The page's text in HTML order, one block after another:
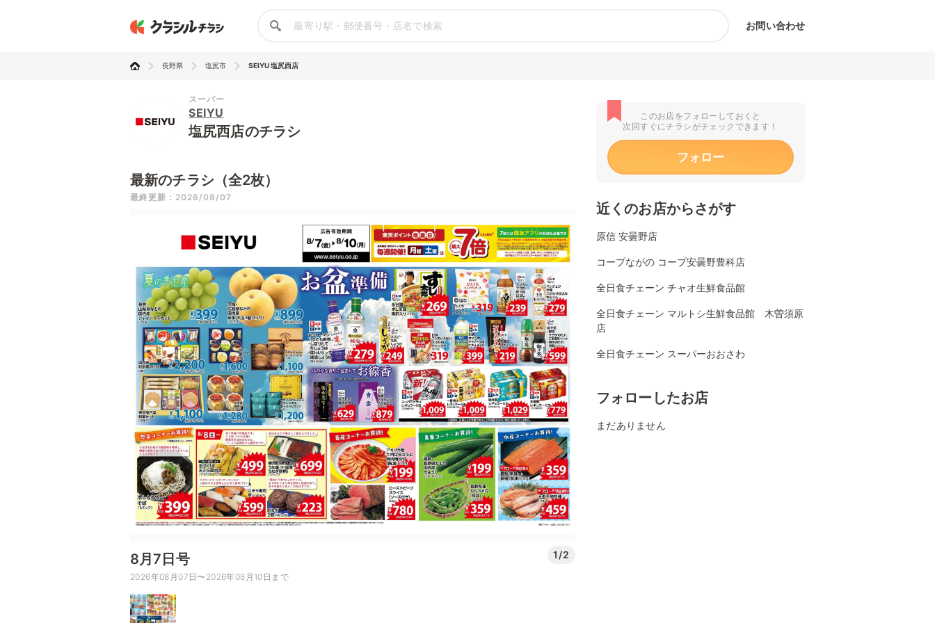
お問い合わせ
長野県 塩尻市 SEIYU 塩尻西店
スーパー
SEIYU
塩尻西店のチラシ
最新のチラシ（全2枚）
最終更新：2026/08/07
8月7日号 1/2
2026年08月07日〜2026年08月10日まで
このお店をフォローしておくと
次回すぐにチラシがチェックできます！
フォロー
近くのお店からさがす
原信 安曇野店
コープながの コープ安曇野豊科店
全日食チェーン チャオ生鮮食品館
全日食チェーン マルトシ生鮮食品館 木曽須原
店
全日食チェーン スーパーおおさわ
フォローしたお店
まだありません